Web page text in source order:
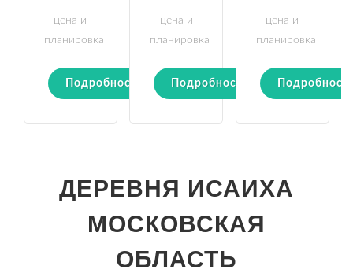
цена и
планировка
Подробности
цена и
планировка
Подробности
цена и
планировка
ДЕРЕВНЯ ИСАИХА
МОСКОВСКАЯ
ОБЛАСТЬ